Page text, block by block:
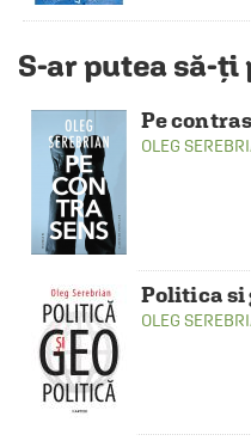
S-ar putea să-ți
Pe
OLEG
Politica si
OLEG